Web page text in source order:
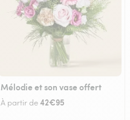
Mélodie et son vase offert
À partir de42€95